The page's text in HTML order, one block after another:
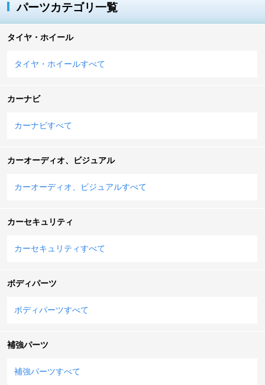
パーツカテゴリ一覧
タイヤ・ホイール
タイヤ・ホイールすべて
カーナビ
カーナビすべて
カーオーディオ、ビジュアル
カーオーディオ、ビジュアルすべて
カーセキュリティ
カーセキュリティすべて
ボディパーツ
ボディパーツすべて
補強パーツ
補強パーツすべて